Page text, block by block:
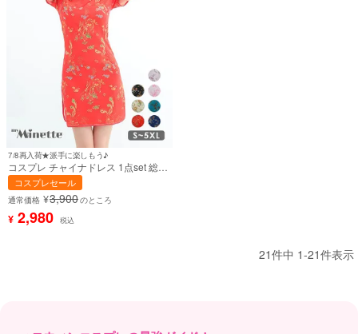
7/8再入荷★派手に楽しもう♪
コスプレ チャイナドレス 1点set 総柄
サイドスリット タイトミニスカート
プチプラ (チャイナ服)【ハロウィン】
[th-hwj4060d]
コスプレセール
通常価格 ¥3,900のところ
¥ 2,980 税込
21件中 1-21件表示